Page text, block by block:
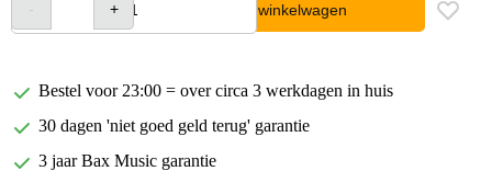
In winkelwagen
Bestel voor 23:00 = over circa 3 werkdagen in huis
30 dagen 'niet goed geld terug' garantie
3 jaar Bax Music garantie